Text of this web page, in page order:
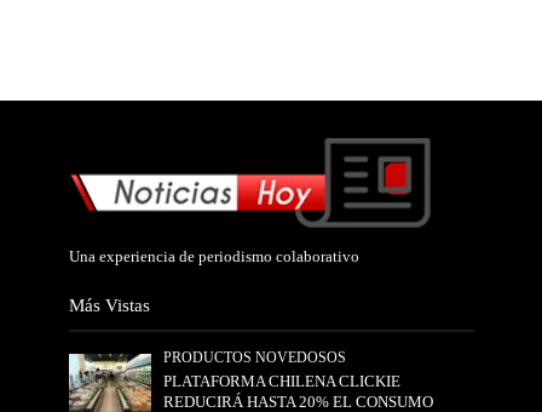
Una experiencia de periodismo colaborativo
Más Vistas
PRODUCTOS NOVEDOSOS
PLATAFORMA CHILENA CLICKIE
REDUCIRÁ HASTA 20% EL CONSUMO